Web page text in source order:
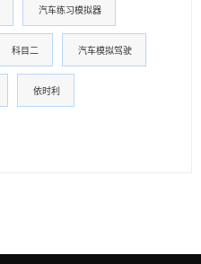
汽车练习模拟器
科目二 汽车模拟驾驶
依时利